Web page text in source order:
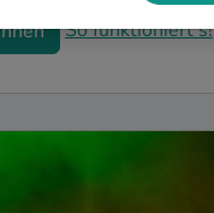
So funktioniert's!